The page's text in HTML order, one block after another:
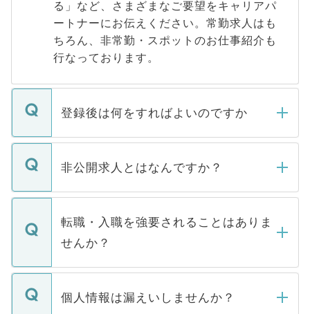
る」など、さまざまなご要望をキャリアパ
ートナーにお伝えください。常勤求人はも
ちろん、非常勤・スポットのお仕事紹介も
行なっております。
登録後は何をすればよいのですか
ご登録いただきましたら、弊社担当者がご
登録内容を確認し、その後メールもしくは
ます。通常、5営業日以内にはご連絡をせて
いただきますので、しばらくお待ちくださ
い。
非公開求人とはなんですか？
マイナビDOCTORで取り扱っている求人の
うち約3割は、Webサイトからご覧いただ
けない「非公開求人」です。非公開求人は
下記の理由によって、一般には公開してい
ません。
■応募殺到を避けるため 人気のある医療機
転職・入職を強要されることはありま
せんか？
転職・入職を強要することは一切ありませ
ん。また、仮に応募先から内定をいただい
個人情報は漏えいしませんか？